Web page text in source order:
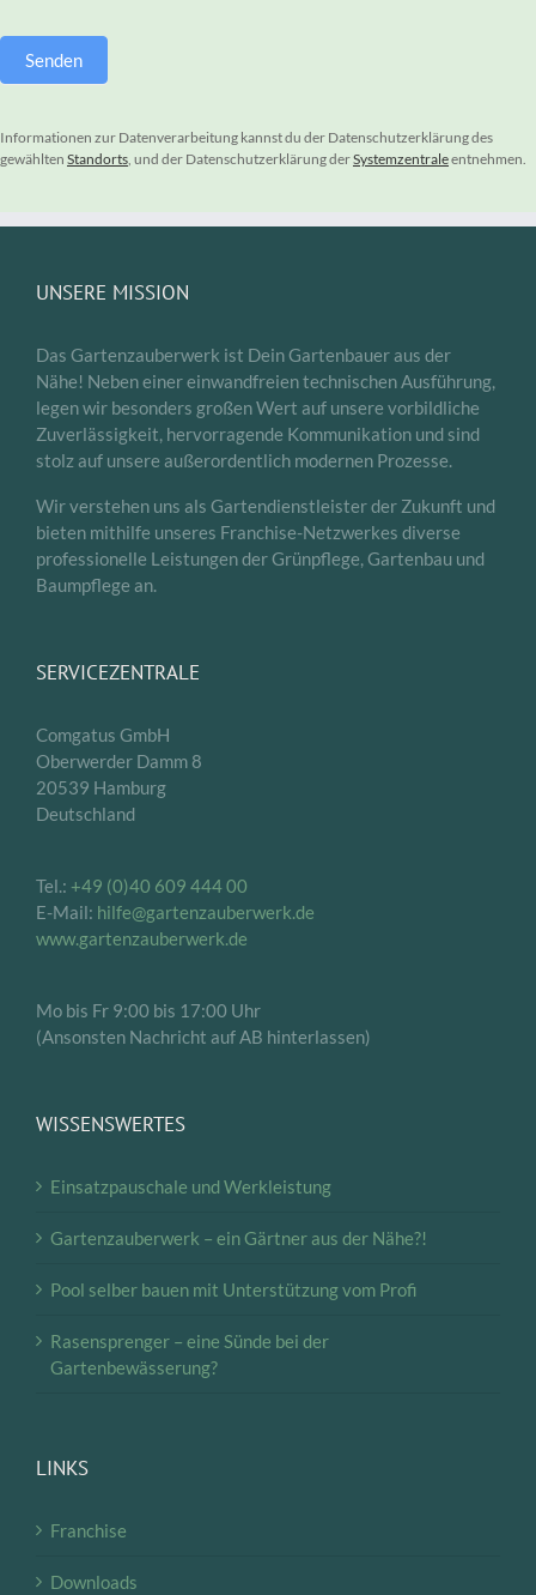
Senden
Informationen zur Datenverarbeitung kannst du der Datenschutzerklärung des
gewählten Standorts, und der Datenschutzerklärung derSystemzentraleentnehmen.
UNSERE MISSION
Das Gartenzauberwerk ist Dein Gartenbauer aus der
Nähe! Neben einer einwandfreien technischen Ausführung,
legen wir besonders großen Wert auf unsere vorbildliche
Zuverlässigkeit, hervorragende Kommunikation und sind
stolz auf unsere außerordentlich modernen Prozesse.
Wir verstehen uns als Gartendienstleister der Zukunft und
bieten mithilfe unseres Franchise-Netzwerkes diverse
professionelle Leistungen der Grünpflege, Gartenbau und
Baumpflege an.
SERVICEZENTRALE
Comgatus GmbH
Oberwerder Damm 8
20539 Hamburg
Deutschland
Tel.: +49 (0)40 609 444 00
E-Mail: hilfe@gartenzauberwerk.de
www.gartenzauberwerk.de
Mo bis Fr 9:00 bis 17:00 Uhr
(Ansonsten Nachricht auf AB hinterlassen)
WISSENSWERTES
Einsatzpauschale und Werkleistung
Gartenzauberwerk – ein Gärtner aus der Nähe?!
Pool selber bauen mit Unterstützung vom Profi
Rasensprenger – eine Sünde bei der
Gartenbewässerung?
LINKS
Franchise
Downloads